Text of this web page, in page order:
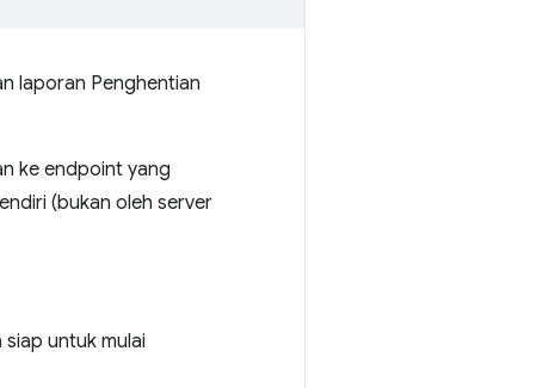
laporan Penghentian
ke endpoint yang
(bukan oleh server
untuk mulai